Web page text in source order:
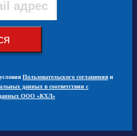
Пользовательского соглашения и
данных в соответствии с
данных ООО «КХЛ»